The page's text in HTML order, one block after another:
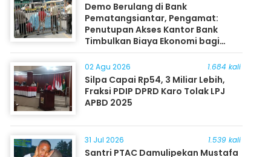
Demo Berulang di Bank
Pematangsiantar, Pengamat:
Penutupan Akses Kantor Bank
Timbulkan Biaya Ekonomi bagi
Masyarakat
02 Agu 2026 1.684 kali
Silpa Capai Rp54, 3 Miliar Lebih,
Fraksi PDIP DPRD Karo Tolak LPJ
APBD 2025
31 Jul 2026 1.539 kali
Santri PTAC Damulipekan Mustafa